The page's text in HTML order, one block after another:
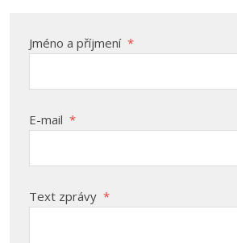
Jméno a příjmení *
E-mail *
Text zprávy *